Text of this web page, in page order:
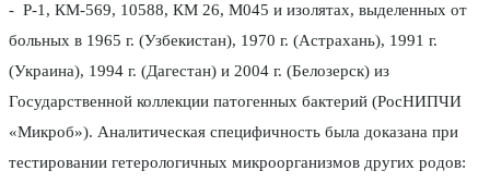
- Р-1, КМ-569, 10588, КМ 26, М045 и изолятах, выделенных от
больных в 1965 г. (Узбекистан), 1970 г. (Астрахань), 1991 г.
(Украина), 1994 г. (Дагестан) и 2004 г. (Белозерск) из
Государственной коллекции патогенных бактерий (РосНИПЧИ
«Микроб»). Аналитическая специфичность была доказана при
тестировании гетерологичных микроорганизмов других родов: